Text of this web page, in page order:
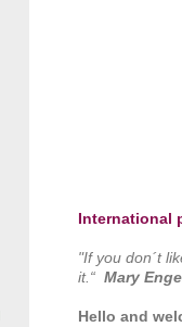
International
"If you don´t
it.“Mary
Hello and